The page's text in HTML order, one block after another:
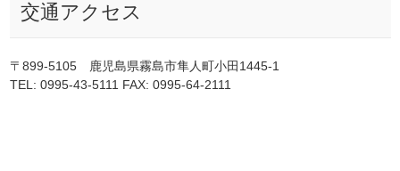
交通アクセス
〒899-5105 鹿児島県霧島市隼人町小田1445-1
TEL: 0995-43-5111 FAX: 0995-64-2111